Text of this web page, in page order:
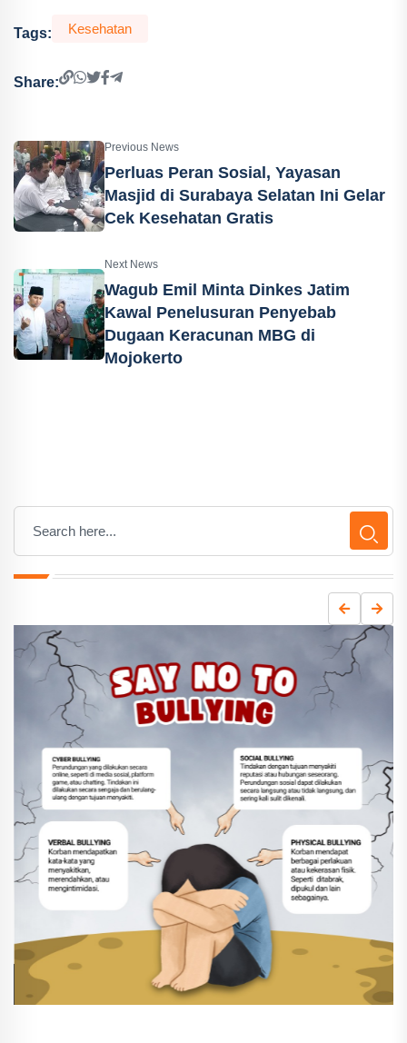
Tags: Kesehatan
Share:
Previous News
Perluas Peran Sosial, Yayasan
Masjid di Surabaya Selatan Ini Gelar
Cek Kesehatan Gratis
Next News
Wagub Emil Minta Dinkes Jatim
Kawal Penelusuran Penyebab
Dugaan Keracunan MBG di
Mojokerto